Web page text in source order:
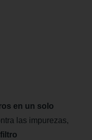
en un solo
las impurezas,